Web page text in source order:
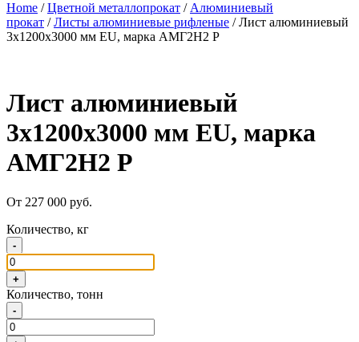
Home /Цветной металлопрокат / Алюминиевый
прокат /Листы алюминиевые рифленые / Лист алюминиевый
3х1200х3000 мм EU, марка АМГ2Н2 Р
Лист алюминиевый
3х1200х3000 мм EU, марка
АМГ2Н2 Р
От 227 000 руб.
Количество, кг
-
+
Количество, тонн
-